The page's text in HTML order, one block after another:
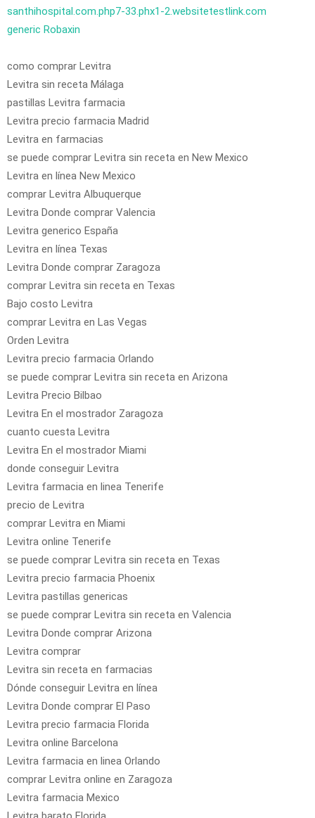
santhihospital.com.php7-33.phx1-2.websitetestlink.com
generic Robaxin
como comprar Levitra
Levitra sin receta Málaga
pastillas Levitra farmacia
Levitra precio farmacia Madrid
Levitra en farmacias
se puede comprar Levitra sin receta en New Mexico
Levitra en línea New Mexico
comprar Levitra Albuquerque
Levitra Donde comprar Valencia
Levitra generico España
Levitra en línea Texas
Levitra Donde comprar Zaragoza
comprar Levitra sin receta en Texas
Bajo costo Levitra
comprar Levitra en Las Vegas
Orden Levitra
Levitra precio farmacia Orlando
se puede comprar Levitra sin receta en Arizona
Levitra Precio Bilbao
Levitra En el mostrador Zaragoza
cuanto cuesta Levitra
Levitra En el mostrador Miami
donde conseguir Levitra
Levitra farmacia en linea Tenerife
precio de Levitra
comprar Levitra en Miami
Levitra online Tenerife
se puede comprar Levitra sin receta en Texas
Levitra precio farmacia Phoenix
Levitra pastillas genericas
se puede comprar Levitra sin receta en Valencia
Levitra Donde comprar Arizona
Levitra comprar
Levitra sin receta en farmacias
Dónde conseguir Levitra en línea
Levitra Donde comprar El Paso
Levitra precio farmacia Florida
Levitra online Barcelona
Levitra farmacia en linea Orlando
comprar Levitra online en Zaragoza
Levitra farmacia Mexico